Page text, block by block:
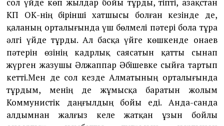
КП ОК-нің бірінші хатшысы болған кезінде де,
қаланың орталығында үш бөлмелі пәтері бола тұра
әлгі үйде тұрды. Ал басқа үйге көшкенде Қонаев
пәтерін өзінің кадрлық саясатын қатты сынап
жүрген жазушы Әлжаппар Әбішевке сыйға тартып
кетті.Мен де сол кезде Алматының орталығында
тұрдым, менің де жұмысқа баратын жолым
Коммунистік даңғылдың бойы еді. Анда-санда
алдымнан жалғыз келе жатқан ұзын бойлы